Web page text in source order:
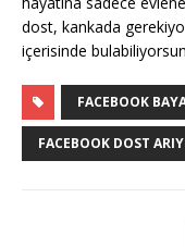
dost, kankada
içerisinde
FACEBOOK
FACEBOOK DOST